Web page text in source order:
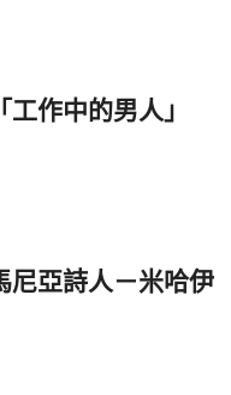
作中的男人」
尼亞詩人－米哈伊